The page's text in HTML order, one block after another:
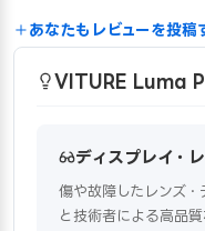
あなたもレビューを投稿
VITURE Luma
ディスプレイ・
傷や故障したレンズ
と技術者による高品